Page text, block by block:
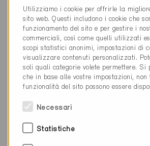
062 295 29 53
info@meierschreinerei.ch
www.meierschreinerei.ch
Realizzazione
Involucro dell'edificio, facciata, tetto
Utilizziamo i cookie per offrirle la
sito web. Questi includono i cookie che
funzionamento del sito e per gestire i
commerciali, così come quelli utilizzati
scopi statistici anonimi, impostazioni di
visualizzare contenuti personalizzati.
soli quali categorie volete permettere. Si
che in base alle vostre impostazioni, non
funzionalità del sito possono essere
Necessari
Statistiche